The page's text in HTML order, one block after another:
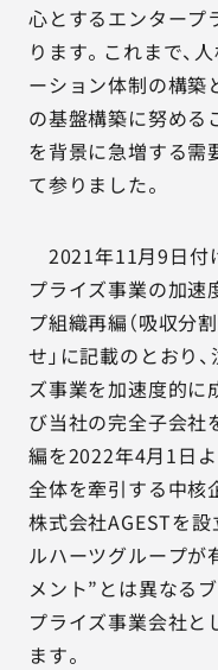
会社情報
サービス詳細資
（
※その他
心とするエンタープ
ります。これまで、
ーション体制の構築
の基盤構築に努める
を背景に急増する需
て参りました。
2021年11月9日付
プライズ事業の加速
プ組織再編（吸収分
せ」に記載のとおり
ズ事業を加速度的に
び当社の完全子会社
編を2022年4月1日
全体を牽引する中核
株式会社AGESTを
ルハーツグループが
メント”とは異なる
プライズ事業会社と
ます。